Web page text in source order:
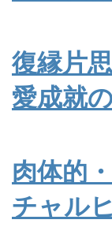
復縁片
愛成就
肉体的
チャル